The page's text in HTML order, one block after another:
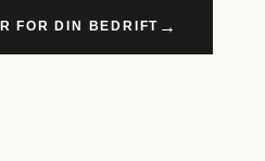
FOR DIN BEDRIFT →